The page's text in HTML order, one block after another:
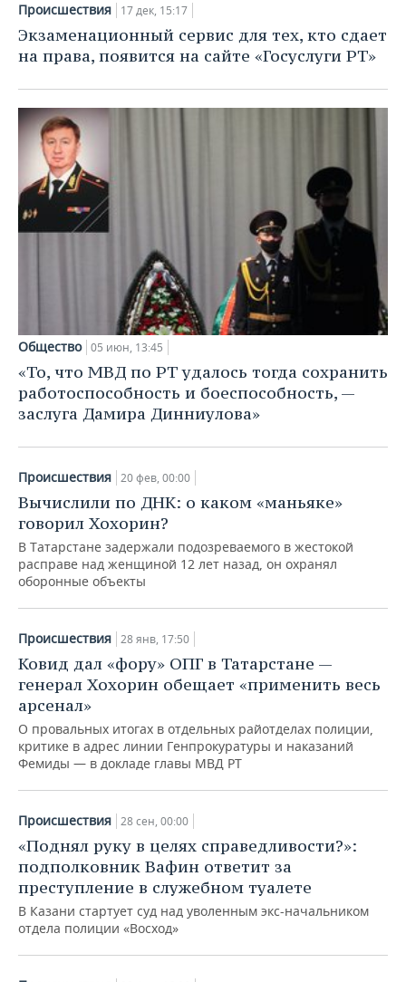
Происшествия 17 дек, 15:17
Экзаменационный сервис для тех, кто сдает
на права, появится на сайте «Госуслуги РТ»
Общество 05 июн, 13:45
«То, что МВД по РТ удалось тогда сохранить
работоспособность и боеспособность, —
заслуга Дамира Динниулова»
Происшествия 20 фев, 00:00
Вычислили по ДНК: о каком «маньяке»
говорил Хохорин?
В Татарстане задержали подозреваемого в жестокой
расправе над женщиной 12 лет назад, он охранял
оборонные объекты
Происшествия 28 янв, 17:50
Ковид дал «фору» ОПГ в Татарстане —
генерал Хохорин обещает «применить весь
арсенал»
О провальных итогах в отдельных райотделах полиции,
критике в адрес линии Генпрокуратуры и наказаний
Фемиды — в докладе главы МВД РТ
Происшествия 28 сен, 00:00
«Поднял руку в целях справедливости?»:
подполковник Вафин ответит за
преступление в служебном туалете
В Казани стартует суд над уволенным экс-начальником
отдела полиции «Восход»